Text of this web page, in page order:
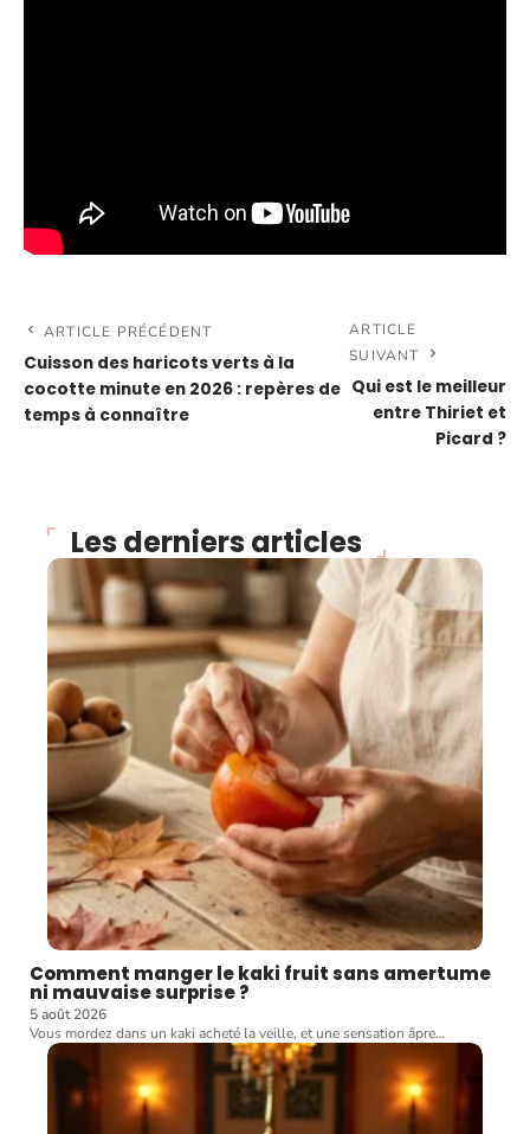
ARTICLE PRÉCÉDENT
Cuisson des haricots verts à la
cocotte minute en 2026 : repères de
temps à connaître
ARTICLE
SUIVANT
Qui est le meilleur
entre Thiriet et
Picard ?
Les derniers articles
Comment manger le kaki fruit sans amertume
ni mauvaise surprise ?
5 août 2026
Vous mordez dans un kaki acheté la veille, et une sensation âpre…